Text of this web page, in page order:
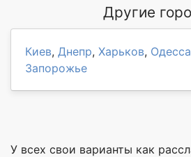
Другие
Киев, Днепр, Харьков, Одесса
Запорожье
У всех свои варианты как